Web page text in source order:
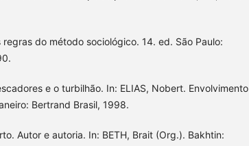
regras do método sociológico. 14. ed. São Paulo:
e o turbilhão. In: ELIAS, Nobert. Envolvimento
Bertrand Brasil, 1998.
Autor e autoria. In: BETH, Brait (Org.). Bakhtin: